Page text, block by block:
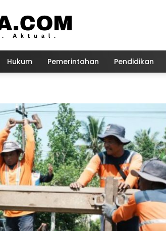
Hukum Pemerintahan Pendidikan